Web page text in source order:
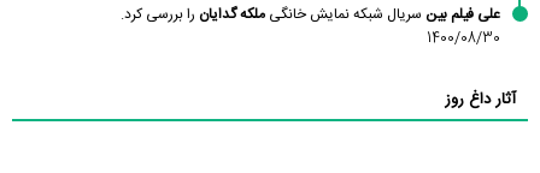
علی فیلم بین سریال شبکه نمایش خانگی ملکه گدایان را بررسی کرد.
1400/08/30
آثار داغ روز